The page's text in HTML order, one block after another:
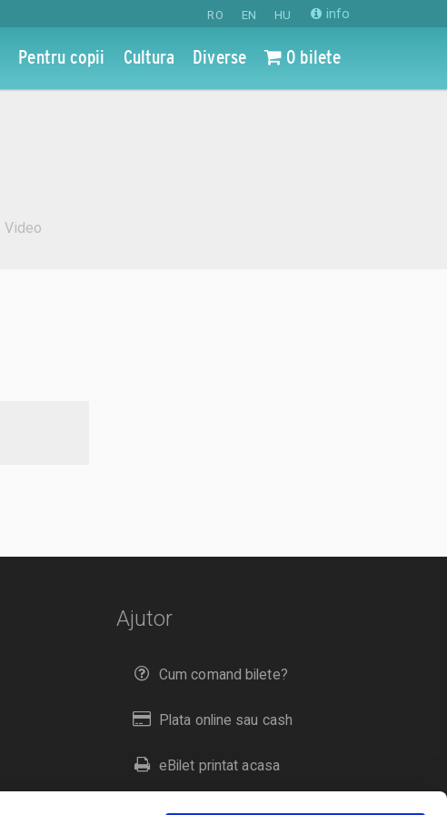
RO EN HU info
Pentru copii Cultura Diverse 0 bilete
Video
Ajutor
Cum comand bilete?
Plata online sau cash
eBilet printat acasa
Livrare prin curier